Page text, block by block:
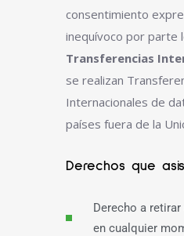
consentimiento
inequívoco por parte
Transferencias
se realizan
Internacionales de
países fuera de la
Derechos que
Derecho a
en cualquier